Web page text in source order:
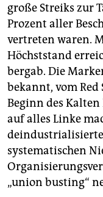
große Streiks zur
Prozent aller
vertreten waren.
Höchststand
bergab. Die
bekannt, vom Red
Beginn des Kalten
auf alles Linke
systematischen
„union busting“